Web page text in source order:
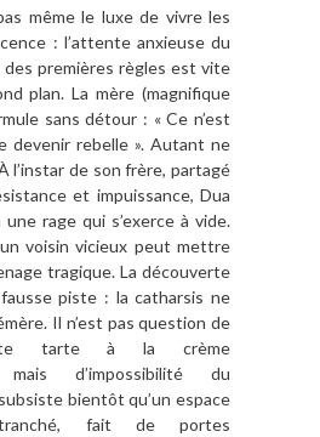
même le luxe de vivre les
: l’attente anxieuse du
des premières règles est vite
plan. La mère (magnifique
sans détour : « Ce n’est
devenir rebelle ». Autant ne
l’instar de son frère, partagé
et impuissance, Dua
rage qui s’exerce à vide.
voisin vicieux peut mettre
tragique. La découverte
piste : la catharsis ne
Il n’est pas question de
tarte à la crème
mais d’impossibilité du
bientôt qu’un espace
fait de portes